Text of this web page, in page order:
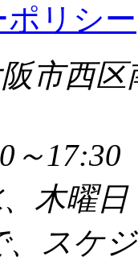
リシー
市西
～
木曜
スケ